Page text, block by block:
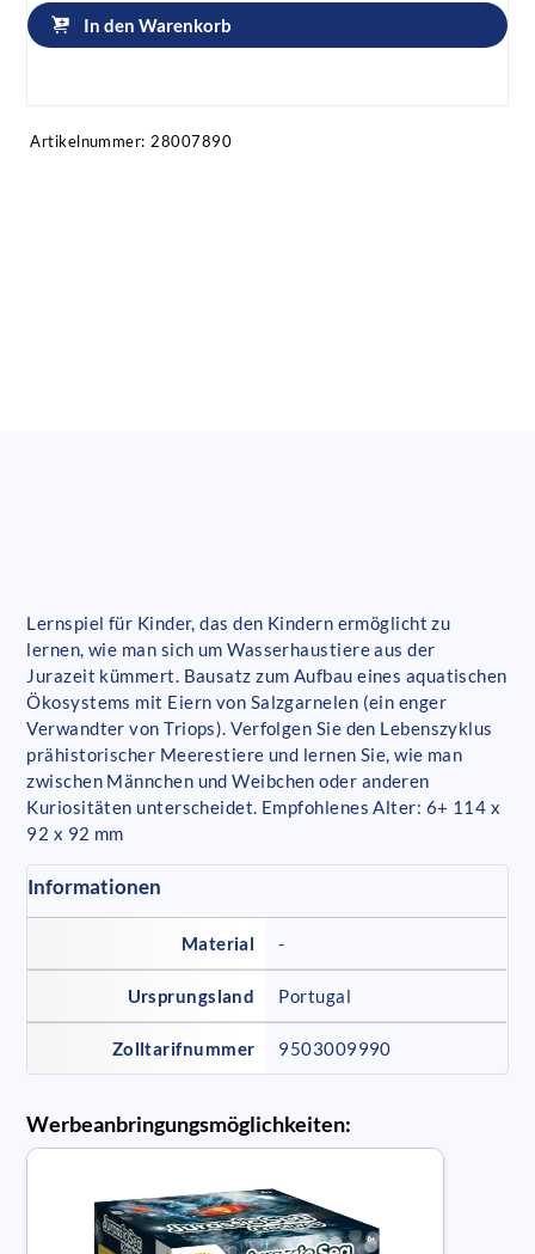
In den Warenkorb
Artikelnummer: 28007890
Lernspiel für Kinder, das den Kindern ermöglicht zu
lernen, wie man sich um Wasserhaustiere aus der
Jurazeit kümmert. Bausatz zum Aufbau eines aquatischen
Ökosystems mit Eiern von Salzgarnelen (ein enger
Verwandter von Triops). Verfolgen Sie den Lebenszyklus
prähistorischer Meerestiere und lernen Sie, wie man
zwischen Männchen und Weibchen oder anderen
Kuriositäten unterscheidet. Empfohlenes Alter: 6+ 114 x
92 x 92 mm
Informationen
Material -
Ursprungsland Portugal
Zolltarifnummer 9503009990
Werbeanbringungsmöglichkeiten: